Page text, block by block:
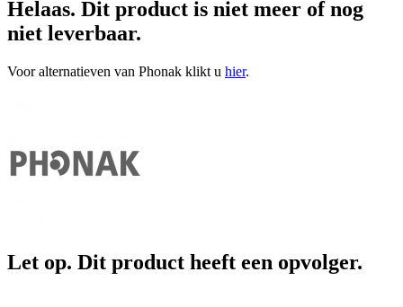
Helaas. Dit product is niet meer of nog
niet leverbaar.
Voor alternatieven van Phonak klikt u hier.
Let op. Dit product heeft een opvolger.